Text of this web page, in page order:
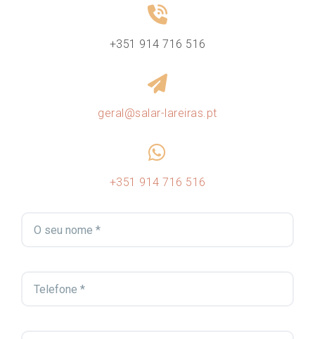
+351 914 716 516
tp.sarieral-ralas@lareg
+351 914 716 516